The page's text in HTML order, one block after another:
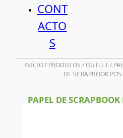
CONT
ACTO
S
INÍCIO/ PRODUTOS /OUTLET/
DE SCRAPBOOK
PAPEL DE